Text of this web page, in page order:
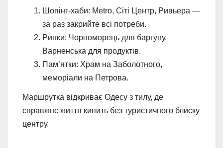
Шопінг-хаби: Metro, Сіті Центр, Ривьера —
за раз закрийте всі потреби.
Ринки: Чорноморець для баргуну,
Варненська для продуктів.
Пам’ятки: Храм на Заболотного,
меморіали на Петрова.
Маршрутка відкриває Одесу з тилу, де
справжнє життя кипить без туристичного блиску
центру.